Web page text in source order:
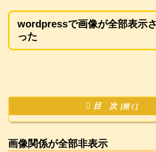
wordpressで画像が全部表示
った
目 次
画像関係が全部非表示